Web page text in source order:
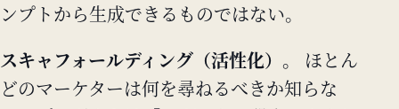
ンプトから生成できるものではない。
スキャフォールディング（活性化）。
ほとん
どのマーケターは何を尋ねるべきか知らな